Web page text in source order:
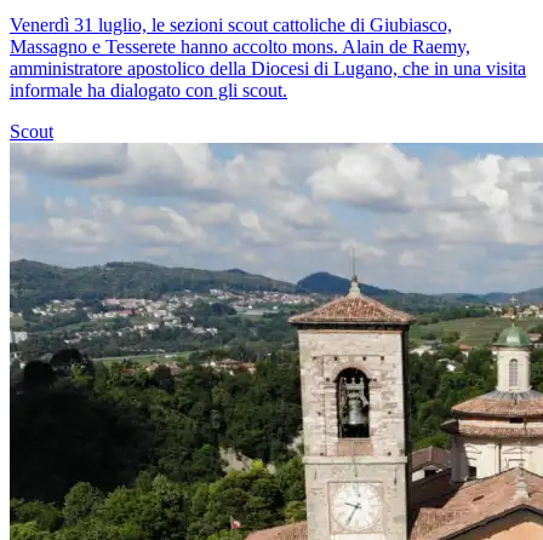
Venerdì 31 luglio, le sezioni scout cattoliche di Giubiasco,
Massagno e Tesserete hanno accolto mons. Alain de Raemy,
amministratore apostolico della Diocesi di Lugano, che in una visita
informale ha dialogato con gli scout.
Scout